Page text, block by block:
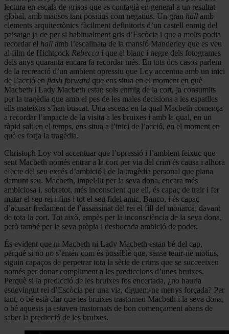
lectura en escala de grisos que es contagià en general a un resultat
global, amb matisos tant positius com negatius. Un gran hall amb
elements arquitectònics fàcilment definitoris d’un castell enmig del
paisatge ja de per si habitualment gris d’Escòcia i que a molts podia
recordar el hall amb l’escalinata de la mansió Manderley que es veu
al film de Hichtcock Rebecca i que el blanc i negre dels fotogrames
dels anys quaranta encara fa recordar més. En tots dos casos parlem
de la recreació d’un ambient opressiu que Loy accentua amb un inici
de l’acció en flash forward que ens situa en el moment en què
Macbeth i Lady Macbeth estan sols enmig de la cort, ja consumits
per la tragèdia que amb el pes de les males decisions a les espatlles
ells mateixos s’han buscat. Una escena en la qual Macbeth comença
a recordar l’impacte de la visita a les bruixes i amb la qual, en un
ràpid salt en el temps, ens situa a l’inici de l’acció, en el moment en
què es forja la tragèdia.
Christoph Loy vol accentuar que l’opressió i l’ambient feixuc que
sent Macbeth només entrar a la cort per via del crim és causa i alhora
efecte del seu excés d’ambició i de la tragèdia personal que plana
damunt seu. Macbeth, impel·lit per la seva dona, encara més
ambiciosa i, sobretot, més inconscient que ell, és capaç de trair i fer
matar el seu rei i fins i tot el seu fidel amic, Banco, i és capaç
d’acusar fredament de l’assassinat del rei el fill del monarca, davant
de tota la cort. Tot això, empès per la inconsciència de la seva dona,
però també per la seva pròpia i desbocada ambició de poder.
És evident que ni Macbeth ni Lady Macbeth estan bé del cap,
perquè si no no s’entén com és possible que, sense tenir-ne motius,
siguin capaços de perpetrar tota la sèrie de crims que se succeeixen
només per donar compliment a les prediccions d’unes bruixes.
Perquè si la predicció de les bruixes fos encertada, ¿no hauria
esdevingut rei d’Escòcia per una via, diguem-ne menys forçada? Per
tant, o bé està clar que les bruixes trastornen Macbeth i la seva dona,
o bé aquests ja estaven trastornats de bon començament abans de
saber la predicció de les bruixes.